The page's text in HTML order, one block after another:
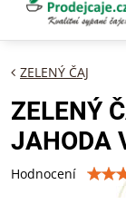
ZELENÝ ČAJ
ZELENÝ
JAHODA
Hodnocení